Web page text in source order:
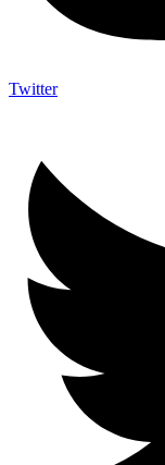
Twitter